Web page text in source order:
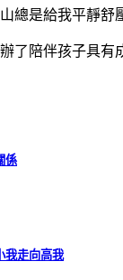
總是給我平靜舒
了陪伴孩子具有
係
我走向高我